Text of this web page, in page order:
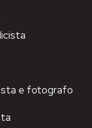
e fotografo